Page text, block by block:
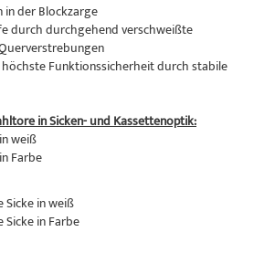
der Blockzarge
durch durchgehend verschweißte
Funktionssicherheit durch stabile
in Sicken- und Kassettenoptik:
weiß
Farbe
Sicke in weiß
in Farbe